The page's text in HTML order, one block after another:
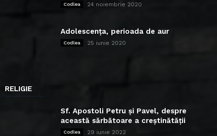
Codlea 24 noiembrie 2020
Adolescența, perioada de aur
Codlea 25 iunie 2020
RELIGIE
Sf. Apostoli Petru și Pavel, despre
această sărbătoare a creștinătății
Codlea 29 iunie 2022